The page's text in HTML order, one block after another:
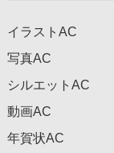
イラストAC
写真AC
シルエットAC
動画AC
年賀状AC